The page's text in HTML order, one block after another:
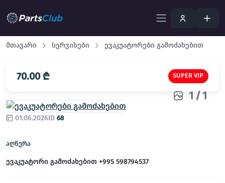
მთავარი სერვისები ევაკუატორები გამოძახებით
70.00 ₾ SUPER VIP
1 /1
01.06.2026ID 68
აღწერა
ევაკუატორი გამოძახებით +995 598794537